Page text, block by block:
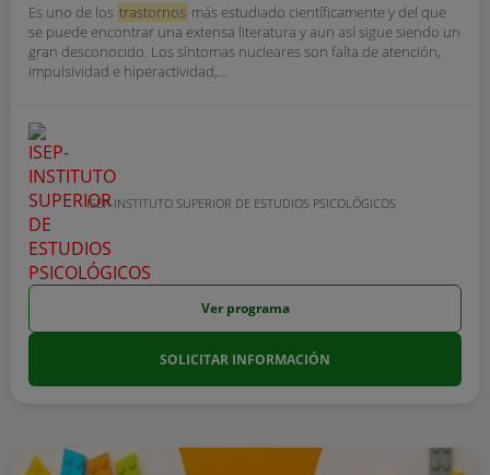
Es uno de los trastornos más estudiado científicamente y del que
se puede encontrar una extensa literatura y aun así sigue siendo un
gran desconocido. Los síntomas nucleares son falta de atención,
impulsividad e hiperactividad,...
ISEP-INSTITUTO SUPERIOR DE ESTUDIOS PSICOLÓGICOS
Ver programa
SOLICITAR INFORMACIÓN